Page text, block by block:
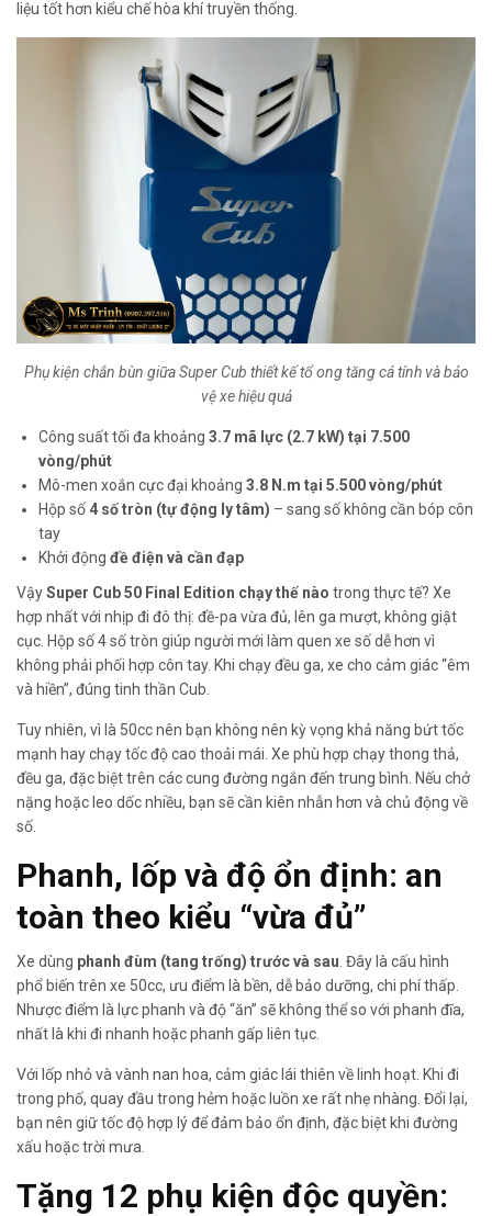
liệu tốt hơn kiểu chế hòa khí truyền thống.
Phụ kiện chắn bùn giữa Super Cub thiết kế tổ ong tăng cá tính và bảo
vệ xe hiệu quả
Công suất tối đa khoảng 3.7 mã lực (2.7 kW) tại 7.500
vòng/phút
Mô-men xoắn cực đại khoảng 3.8 N.m tại 5.500 vòng/phút
Hộp số 4 số tròn (tự động ly tâm) – sang số không cần bóp côn
tay
Khởi động đề điện và cần đạp
VậySuper Cub 50 Final Edition chạy thế nào trong thực tế? Xe
hợp nhất với nhịp đi đô thị: đề-pa vừa đủ, lên ga mượt, không giật
cục. Hộp số 4 số tròn giúp người mới làm quen xe số dễ hơn vì
không phải phối hợp côn tay. Khi chạy đều ga, xe cho cảm giác “êm
và hiền”, đúng tinh thần Cub.
Tuy nhiên, vì là 50cc nên bạn không nên kỳ vọng khả năng bứt tốc
mạnh hay chạy tốc độ cao thoải mái. Xe phù hợp chạy thong thả,
đều ga, đặc biệt trên các cung đường ngắn đến trung bình. Nếu chở
nặng hoặc leo dốc nhiều, bạn sẽ cần kiên nhẫn hơn và chủ động về
số.
Phanh, lốp và độ ổn định: an
toàn theo kiểu “vừa đủ”
Xe dùng phanh đùm (tang trống) trước và sau . Đây là cấu hình
phổ biến trên xe 50cc, ưu điểm là bền, dễ bảo dưỡng, chi phí thấp.
Nhược điểm là lực phanh và độ “ăn” sẽ không thể so với phanh đĩa,
nhất là khi đi nhanh hoặc phanh gấp liên tục.
Với lốp nhỏ và vành nan hoa, cảm giác lái thiên về linh hoạt. Khi đi
trong phố, quay đầu trong hẻm hoặc luồn xe rất nhẹ nhàng. Đổi lại,
bạn nên giữ tốc độ hợp lý để đảm bảo ổn định, đặc biệt khi đường
xấu hoặc trời mưa.
Tặng 12 phụ kiện độc quyền: